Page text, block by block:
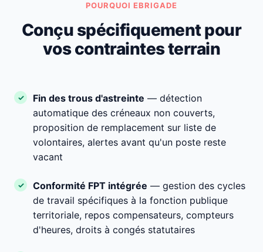
POURQUOI EBRIGADE
Conçu spécifiquement pour
vos contraintes terrain
Fin des trous d'astreinte — détection
automatique des créneaux non couverts,
proposition de remplacement sur liste de
volontaires, alertes avant qu'un poste reste
vacant
Conformité FPT intégrée — gestion des cycles
de travail spécifiques à la fonction publique
territoriale, repos compensateurs, compteurs
d'heures, droits à congés statutaires